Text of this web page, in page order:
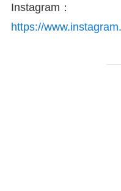
Instagram：
https://